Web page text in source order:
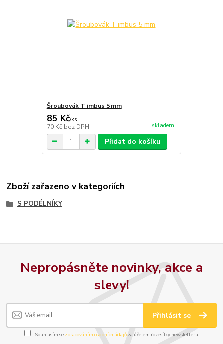
Šroubovák T imbus 5 mm
85 Kč/ks
70 Kč bez DPH skladem
Přidat do košíku
Zboží zařazeno v kategoriích
S PODÉLNÍKY
Nepropásněte novinky, akce a
slevy!
Přihlásit se
Souhlasím se zpracováním osobních údajůza účelem rozesílky newsletteru.